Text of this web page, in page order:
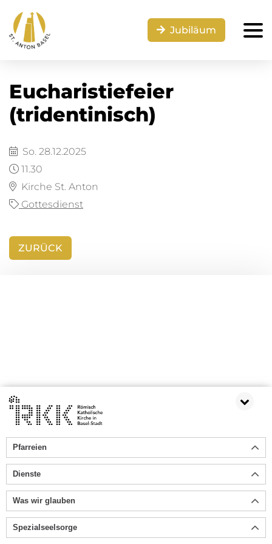
Jubiläum
Eucharistiefeier
(tridentinisch)
So. 28.12.2025
11.30
Kirche St. Anton
Gottesdienst
ZURÜCK
Pfarreien
Dienste
Was wir glauben
Spezialseelsorge